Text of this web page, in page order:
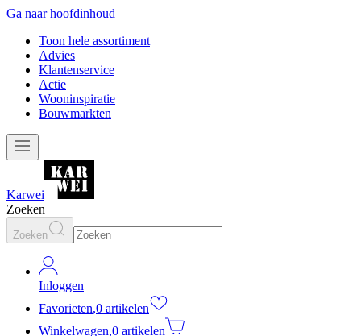
Ga naar hoofdinhoud
Toon hele assortiment
Advies
Klantenservice
Actie
Wooninspiratie
Bouwmarkten
Karwei
Zoeken
Zoeken
Inloggen
Favorieten,0 artikelen
Winkelwagen,0 artikelen